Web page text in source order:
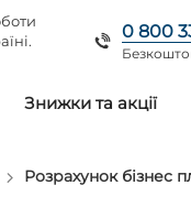
0 800
Знижки та акції
Розрахунок бізнес